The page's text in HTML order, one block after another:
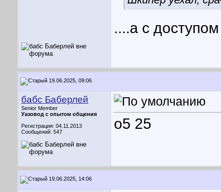
....а с
19.06.2025, 09:06
бабс Баберлей
Senior Member
Уазовод с опытом общения
Регистрация: 04.11.2013
Сообщений: 547
о5 25
19.06.2025, 14:06